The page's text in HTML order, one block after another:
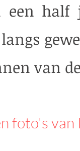
een half
langs
van
foto's van